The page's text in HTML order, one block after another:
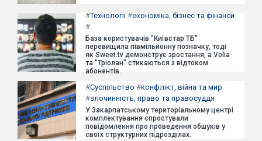
#Технології#економіка, бізнес та фінанси
#
База користувачів "Київстар ТБ"
перевищила півмільйонну позначку, тоді
як Sweet.tv демонструє зростання, а Volia
та "Тріолан" стикаються з відтоком
абонентів.
#Суспільство #конфлікт, війна та мир
#злочинність, право та правосуддя
У Закарпатському територіальному центрі
комплектування спростували
повідомлення про проведення обшуків у
своїх структурних підрозділах.